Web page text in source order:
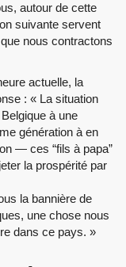
autour de cette
suivante servent
nous contractons
actuelle, la
: « La situation
à une
génération à en
— ces “fils à papa”
la prospérité par
la bannière de
une chose nous
dans ce pays. »